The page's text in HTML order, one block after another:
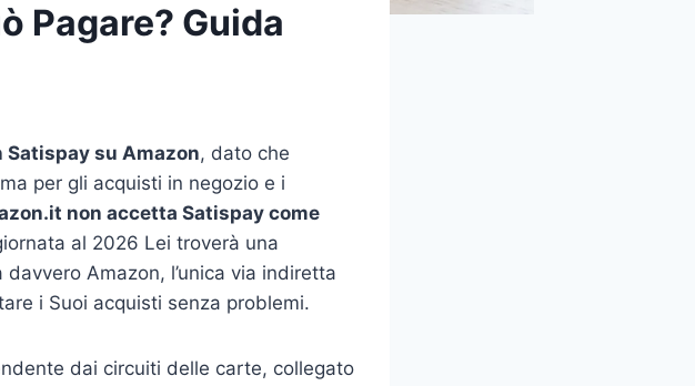
Pagare? Guida
Satispay su Amazon, dato che
per gli acquisti in negozio e i
non accetta Satispay come
al 2026 Lei troverà una
Amazon, l’unica via indiretta
i Suoi acquisti senza problemi.
dai circuiti delle carte, collegato